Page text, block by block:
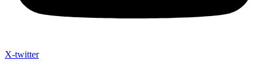
X-twitter